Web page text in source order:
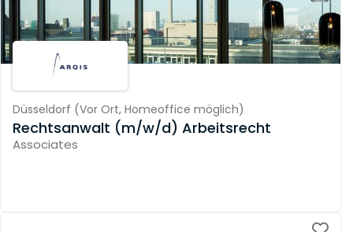
Düsseldorf (Vor Ort, Homeoffice möglich)
Rechtsanwalt (m/w/d) Arbeitsrecht
Associates